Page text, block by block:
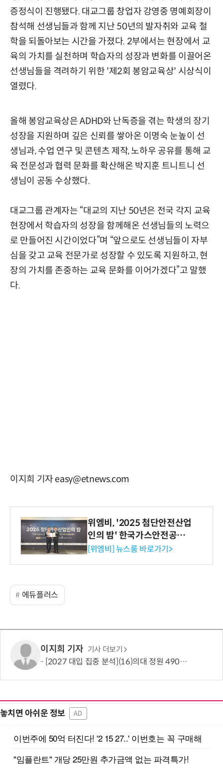
증정식이 진행됐다. 대교그룹 창업자 강영중 명예회장이
참석해 선생님들과 함께 지난 50년의 발자취와 교육 철
학을 되돌아보는 시간을 가졌다. 2부에서는 현장에서 교
육의 가치를 실천하며 학습자의 성장과 변화를 이끌어온
선생님들을 격려하기 위한 '제2회 봉암교육상' 시상식이
열렸다.
올해 봉암교육상은 ADHD와 난독증을 겪는 학생의 장기
성장을 지원하며 깊은 신뢰를 쌓아온 이명숙 눈높이 선
생님과, 수업 연구 및 콘텐츠 제작, 노하우 공유를 통해 교
육 전문성과 협력 문화를 확산해온 박지훈 트니트니 선
생님이 공동 수상했다.
대교그룹 관계자는 “대교의 지난 50년은 전국 각지 교육
현장에서 학습자의 성장을 함께해온 선생님들의 노력으
로 만들어진 시간이었다”며 “앞으로도 선생님들이 자부
심을 갖고 교육 전문가로 성장할 수 있도록 지원하고, 현
장의 가치를 존중하는 교육 문화를 이어가겠다”고 말했
다.
이지희 기자 easy@etnews.com
위엠비, '2025 첨단안전산업
인의 밤' 한국가스안전공사
사장상 수상
[위엠비] 뉴스룸 바로가기>
에듀플러스
이지희 기자 기사 더보기
[2027 대입 집중 분석](16)의대 정원 490명 늘었지만…서울·수도권은 전형 변화에 주목
놓치면 아쉬운 정보 AD